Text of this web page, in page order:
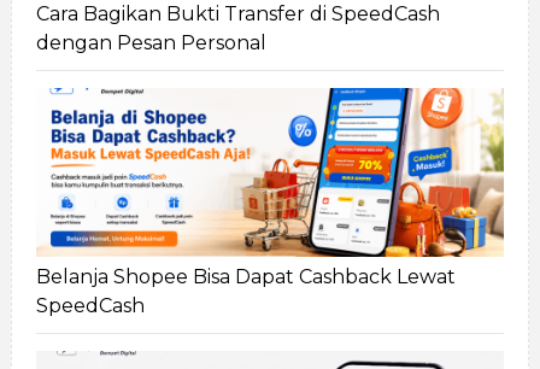
Cara Bagikan Bukti Transfer di SpeedCash
dengan Pesan Personal
Belanja Shopee Bisa Dapat Cashback Lewat
SpeedCash